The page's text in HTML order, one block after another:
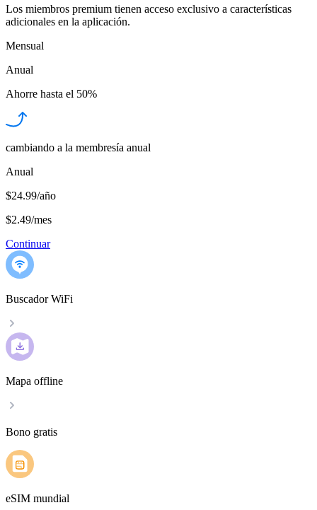
Los miembros premium tienen acceso exclusivo a características
adicionales en la aplicación.
Mensual
Anual
Ahorre hasta el 50%
cambiando a la membresía anual
Anual
$24.99/año
$2.49/mes
Continuar
Buscador WiFi
Mapa offline
Bono gratis
eSIM mundial